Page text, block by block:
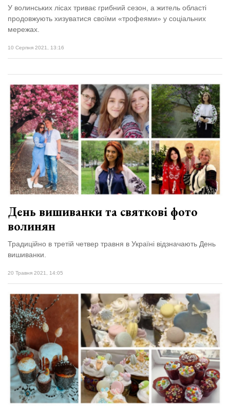
У волинських лісах триває грибний сезон, а житель області
продовжують хизуватися своїми «трофеями» у соціальних
мережах.
10 Серпня 2021, 13:16
День вишиванки та святкові фото
волинян
Традиційно в третій четвер травня в Україні відзначають День
вишиванки.
20 Травня 2021, 14:05